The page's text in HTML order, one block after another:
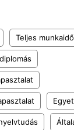
Teljes